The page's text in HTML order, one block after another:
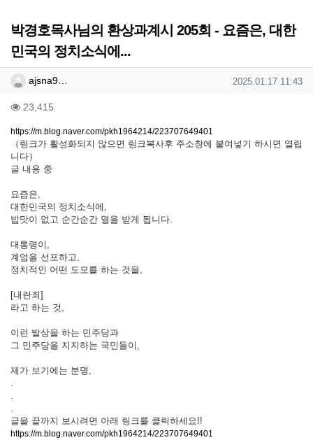
박경호목사님의 환상과계시 205회 - 요즘은, 대한
민국의 정치소식에...
작성자 정보
ajsna9… 작성일
2025.01.17 11:43
컨텐츠 정보
23,415
본문
https://m.blog.naver.com/pkh1964214/223707649401
（링크가 활성화되지 않으면 링크복사후 주소창에 붙여넣기 하시면 열립
니다）
글 내용 중
요즘은,
대한민국의 정치소식에,
밥맛이 없고 순간순간 열을 받게 됩니다.
대통령이,
계엄을 선포하고,
정치적인 어떤 도모를 하는 것을,
[내란죄]
라고 하는 것,
이런 발상을 하는 민주당과
그 민주당을 지지하는 국민들이,
제가 보기에는 분명,
.
.
.
글을 끝까지 보시려면 아래 링크를 클릭하세요!!
https://m.blog.naver.com/pkh1964214/223707649401